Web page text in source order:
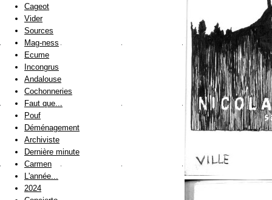
Cageot
Vider
Sources
Mag-ness
Ecume
Incongrus
Andalouse
Cochonneries
Faut que...
Pouf
Déménagement
Archiviste
Dernière minute
Carmen
L'année...
2024